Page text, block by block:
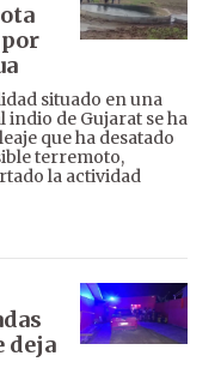
situado en una
indio de Gujarat se ha
que ha desatado
terremoto,
la actividad
deja